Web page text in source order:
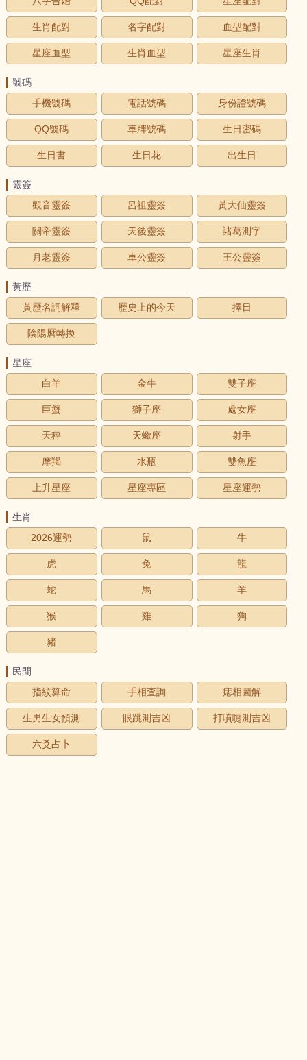
生肖配對 名字配對 血型配對
星座血型 生肖血型 星座生肖
號碼
手機號碼
電話號碼 身份證號碼
QQ號碼 車牌號碼 生日密碼
生日書 生日花 出生日
靈簽
觀音靈簽
呂祖靈簽 黃大仙靈簽
關帝靈簽 天後靈簽 諸葛測字
月老靈簽 車公靈簽 王公靈簽
黃歷
黃歷名詞解釋
歷史上的今天 擇日
陰陽曆轉換
星座
白羊
金牛 雙子座
巨蟹 獅子座 處女座
天秤 天蠍座 射手
摩羯 水瓶 雙魚座
上升星座 星座專區 星座運勢
生肖
2026運勢
鼠 牛
虎 兔 龍
蛇 馬 羊
猴 雞 狗
豬
民間
指紋算命
手相查詢 痣相圖解
生男生女預測 眼跳測吉凶 打噴嚏測吉凶
六爻占卜